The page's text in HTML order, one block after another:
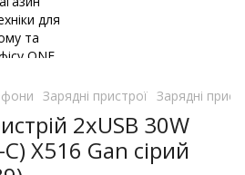
Зарядні пристрої Зарядні
2xUSB 30W
X516 Gan сірий